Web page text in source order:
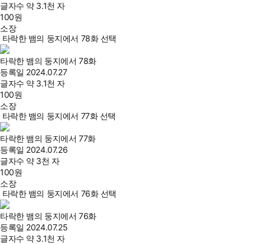
글자수 약 3.1천 자
100원
소장
타락한 뱀의 둥지에서 78화 선택
타락한 뱀의 둥지에서 78화
등록일 2024.07.27
글자수 약 3.1천 자
100원
소장
타락한 뱀의 둥지에서 77화 선택
타락한 뱀의 둥지에서 77화
등록일 2024.07.26
글자수 약 3천 자
100원
소장
타락한 뱀의 둥지에서 76화 선택
타락한 뱀의 둥지에서 76화
등록일 2024.07.25
글자수 약 3.1천 자